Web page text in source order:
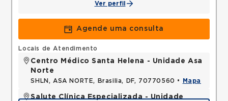
Ver perfil
Agende uma consulta
Locais de Atendimento
Centro Médico Santa Helena - Unidade Asa
Norte
SHLN, ASA NORTE, Brasilia, DF, 70770560 • Mapa
Salute Clínica Especializada - Unidade